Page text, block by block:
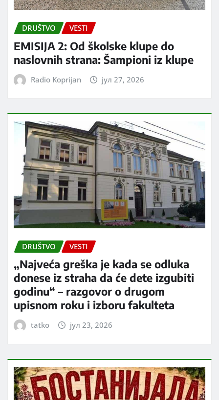
DRUŠTVO VESTI
EMISIJA 2: Od školske klupe do
naslovnih strana: Šampioni iz klupe
Radio Koprijan јул 27, 2026
DRUŠTVO VESTI
„Najveća greška je kada se odluka
donese iz straha da će dete izgubiti
godinu“ – razgovor o drugom
upisnom roku i izboru fakulteta
tatko јул 23, 2026